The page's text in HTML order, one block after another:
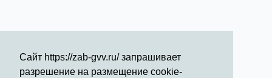
Сайт https://zab-gvv.ru/ запрашивает
разрешение на размещение cookie-